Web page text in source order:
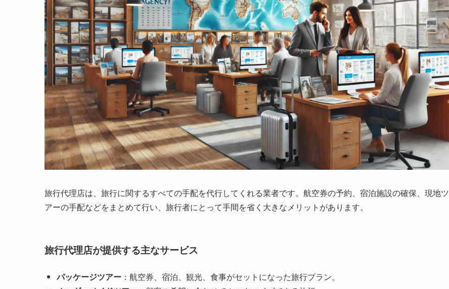
旅行代理店は、旅行に関するすべての手配を代行してくれる業者です。航空券の予約、宿泊施設の確保、現地ツ
アーの手配などをまとめて行い、旅行者にとって手間を省く大きなメリットがあります。
旅行代理店が提供する主なサービス
パッケージツアー ：航空券、宿泊、観光、食事がセットになった旅行プラン。